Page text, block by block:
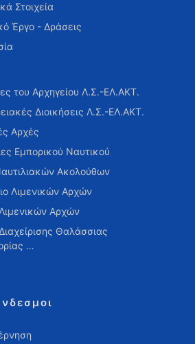
Στοιχεία
Έργο - Δράσεις
του Αρχηγείου Λ.Σ.-ΕΛ.ΑΚΤ.
Διοικήσεις Λ.Σ.-ΕΛ.ΑΚΤ.
Αρχές
Εμπορικού Ναυτικού
Ακολούθων
Λιμενικών Αρχών
Αρχών
Θαλάσσιας
…